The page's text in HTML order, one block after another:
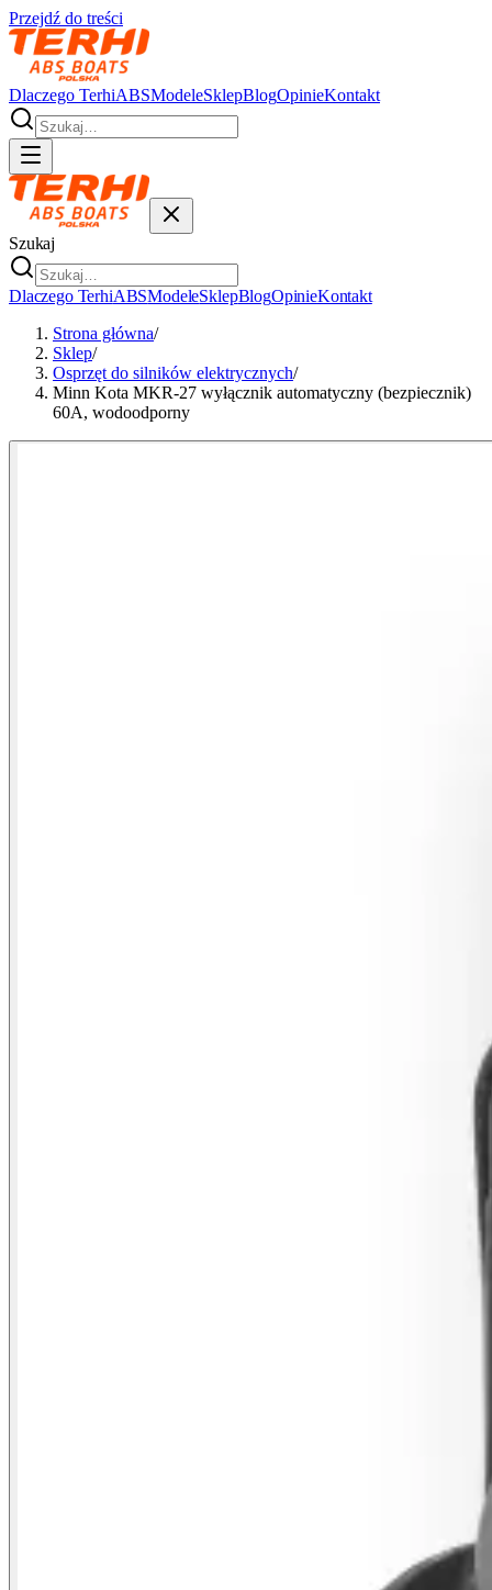
Przejdź do treści
Dlaczego TerhiABSModeleSklepBlogOpinieKontakt
Szukaj
Dlaczego TerhiABSModeleSklepBlogOpinieKontakt
Strona główna/
Sklep/
Osprzęt do silników elektrycznych/
Minn Kota MKR-27 wyłącznik automatyczny (bezpiecznik)
60A, wodoodporny